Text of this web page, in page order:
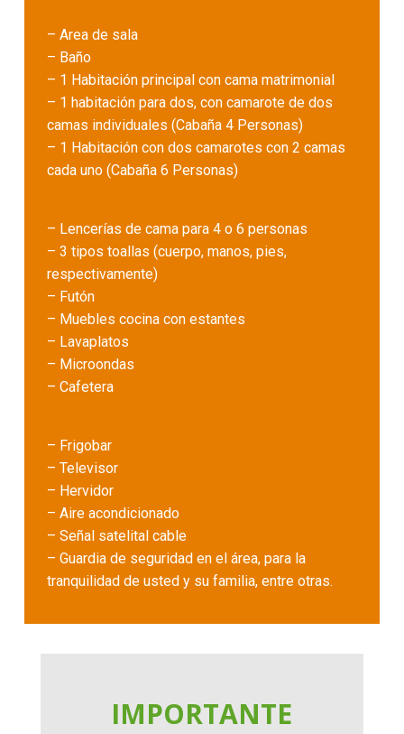
– Area de sala
– Baño
– 1 Habitación principal con cama matrimonial
– 1 habitación para dos, con camarote de dos
camas individuales (Cabaña 4 Personas)
– 1 Habitación con dos camarotes con 2 camas
cada uno (Cabaña 6 Personas)
– Lencerías de cama para 4 o 6 personas
– 3 tipos toallas (cuerpo, manos, pies,
respectivamente)
– Futón
– Muebles cocina con estantes
– Lavaplatos
– Microondas
– Cafetera
– Frigobar
– Televisor
– Hervidor
– Aire acondicionado
– Señal satelital cable
– Guardia de seguridad en el área, para la
tranquilidad de usted y su familia, entre otras.
IMPORTANTE